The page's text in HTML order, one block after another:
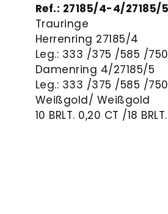
Ref.: 27185/4-4/27185/5
Trauringe
Herrenring 27185/4
Leg.: 333 /375 /585 /
Damenring 4/27185/5
Leg.: 333 /375 /585 /
Weißgold/ Weißgold
10 BRLT. 0,20 CT /18